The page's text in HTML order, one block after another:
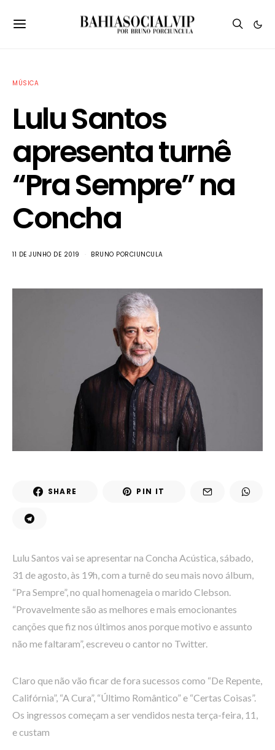
MÚSICA
Lulu Santos
apresenta turnê
“Pra Sempre” na
Concha
11 DE JUNHO DE 2019 BRUNO PORCIUNCULA
SHARE PIN IT
Lulu Santos vai se apresentar na Concha Acústica, sábado,
31 de agosto, às 19h, com a turnê do seu mais novo álbum,
“Pra Sempre”, no qual homenageia o marido Clebson.
“Provavelmente são as melhores e mais emocionantes
canções que fiz nos últimos anos porque motivo e assunto
não me faltaram”, escreveu o cantor no Twitter.
Claro que não vão ficar de fora sucessos como “De Repente,
Califórnia”, “A Cura”, “Último Romântico” e “Certas Coisas”.
Os ingressos começam a ser vendidos nesta terça-feira, 11,
e custam